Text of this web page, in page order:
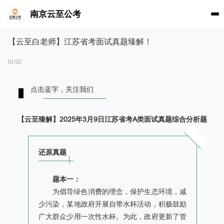
南京云至公考
【云至白老师】江苏省考面试真题臻解！
01/02
点击蓝字，关注我们
【云至臻解】2025年3月9日江苏省考A类面试真题综合分析题
还原真题
题本一：
为倡导绿色消费的理念，保护生态环境，减
少污染，某地政府开展自带水杯活动，积极鼓励
广大群众少用一次性水杯。为此，政府更新了管